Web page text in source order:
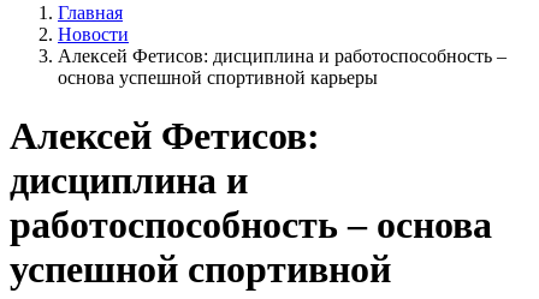
Главная
Новости
Алексей Фетисов: дисциплина и работоспособность –
основа успешной спортивной карьеры
Алексей Фетисов:
дисциплина и
работоспособность – основа
успешной спортивной